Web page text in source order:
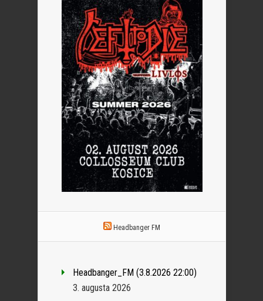
Headbanger FM
Headbanger_FM (3.8.2026 22:00)
3. augusta 2026